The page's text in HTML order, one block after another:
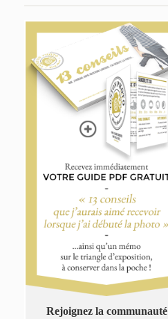
Rejoignez la communauté